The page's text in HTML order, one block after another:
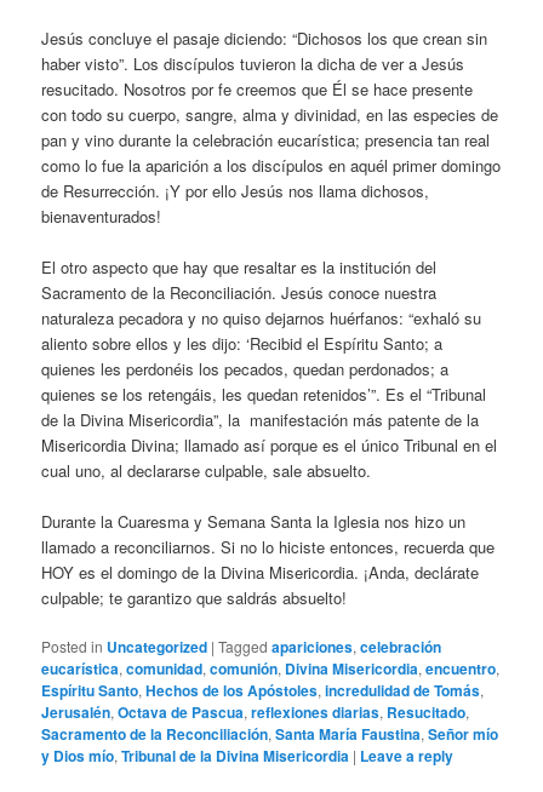
Jesús concluye el pasaje diciendo: “Dichosos los que crean sin
haber visto”. Los discípulos tuvieron la dicha de ver a Jesús
resucitado. Nosotros por fe creemos que Él se hace presente
con todo su cuerpo, sangre, alma y divinidad, en las especies de
pan y vino durante la celebración eucarística; presencia tan real
como lo fue la aparición a los discípulos en aquél primer domingo
de Resurrección. ¡Y por ello Jesús nos llama dichosos,
bienaventurados!
El otro aspecto que hay que resaltar es la institución del
Sacramento de la Reconciliación. Jesús conoce nuestra
naturaleza pecadora y no quiso dejarnos huérfanos: “exhaló su
aliento sobre ellos y les dijo: ‘Recibid el Espíritu Santo; a
quienes les perdonéis los pecados, quedan perdonados; a
quienes se los retengáis, les quedan retenidos’”. Es el “Tribunal
de la Divina Misericordia”, la manifestación más patente de la
Misericordia Divina; llamado así porque es el único Tribunal en el
cual uno, al declararse culpable, sale absuelto.
Durante la Cuaresma y Semana Santa la Iglesia nos hizo un
llamado a reconciliarnos. Si no lo hiciste entonces, recuerda que
HOY es el domingo de la Divina Misericordia. ¡Anda, declárate
culpable; te garantizo que saldrás absuelto!
Posted in Uncategorized |Tagged apariciones,celebración
eucarística,comunidad,comunión, Divina Misericordia,encuentro,
Espíritu Santo,Hechos de los Apóstoles,incredulidad de Tomás,
Jerusalén,Octava de Pascua,reflexiones diarias, Resucitado,
Sacramento de la Reconciliación,Santa María Faustina,Señor mío
y Dios mío,Tribunal de la Divina Misericordia | Leave a reply